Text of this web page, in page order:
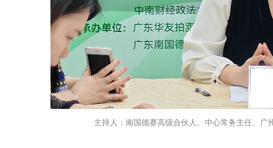
主持人：南国德赛高级合伙人、中心常务主任、广